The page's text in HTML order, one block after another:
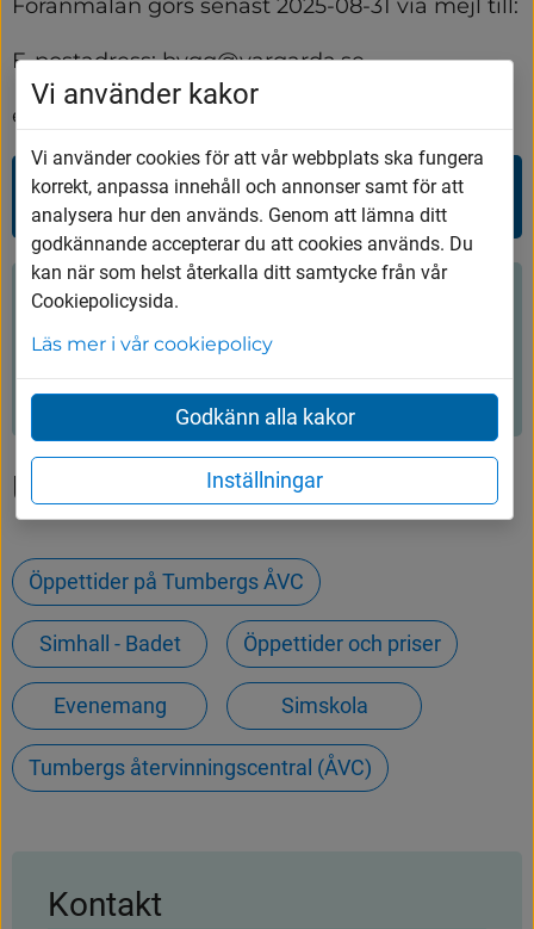
Föranmälan görs senast 2025-08-31 via mejl till:
E-postadress: bygg@vargarda.se
eller via telefon: 0322 60 06 02
Planhandlingar
Hjälpte innehållet dig?
Ja Nej
Upptäck mer
Öppettider på Tumbergs ÅVC
Simhall - Badet Öppettider och priser
Evenemang Simskola
Tumbergs återvinningscentral (ÅVC)
Kontakt
Vi använder kakor
Vi använder cookies för att vår webbplats ska fungera
korrekt, anpassa innehåll och annonser samt för att
analysera hur den används. Genom att lämna ditt
godkännande accepterar du att cookies används. Du
kan när som helst återkalla ditt samtycke från vår
Cookiepolicysida.
Läs mer i vår cookiepolicy
Godkänn alla kakor
Inställningar